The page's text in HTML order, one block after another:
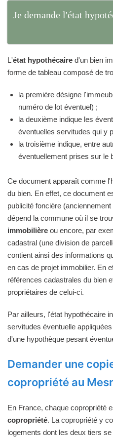
Je demande l'état
L'état hypothécaire d'un bien
forme de tableau composé de
la première désigne
numéro de lot éventuel) ;
la deuxième indique les
éventuelles servitudes qui y
la troisième indique, entre
éventuellement prises sur le
Ce document apparaît comme
du bien. En effet, ce document
publicité foncière
dépend la commune où il se
immobilière ou encore, par
cadastral (une division de
contient ainsi des informations
en cas de projet immobilier. En
références cadastrales du bien
propriétaires de celui-ci.
Par ailleurs, l'état hypothécaire
servitudes éventuelle
d'une hypothèque pesant
Demander une
copropriété au
En France, chaque copropriété
copropriété. La copropriété y
logements dont les deux tiers